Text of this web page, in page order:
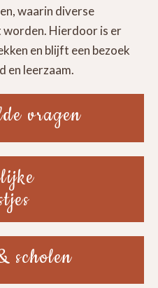
waarin diverse
Hierdoor is er
en blijft een bezoek
en leerzaam.
vragen
scholen